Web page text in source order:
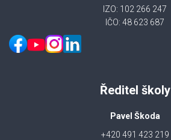
IZO: 102 266 247
IČO: 48 623 687
Ředitel školy
Pavel Škoda
+420 491 423 219